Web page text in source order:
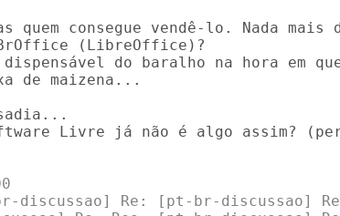
quem consegue vendê-lo. Nada
(LibreOffice)?
do baralho na hora em
de maizena...
Livre já não é algo assim?
discussao] Re: [pt-br-discussao]